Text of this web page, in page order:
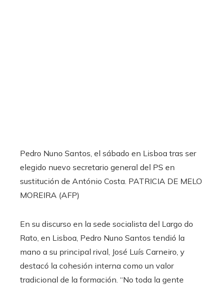
Pedro Nuno Santos, el sábado en Lisboa tras ser
elegido nuevo secretario general del PS en
sustitución de António Costa. PATRICIA DE MELO
MOREIRA (AFP)
En su discurso en la sede socialista del Largo do
Rato, en Lisboa, Pedro Nuno Santos tendió la
mano a su principal rival, José Luís Carneiro, y
destacó la cohesión interna como un valor
tradicional de la formación. “No toda la gente